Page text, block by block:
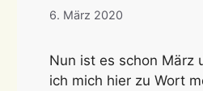
6. März 2020
Nun ist es schon März
ich mich hier zu Wort